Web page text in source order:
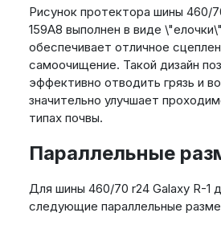
Рисунок протектора шины 460/
159A8 выполнен в виде
обеспечивает отличное
самоочищение. Такой дизайн
эффективно отводить грязь и
значительно улучшает
типах почвы.
Параллельные
Для шины 460/70 r24 Galaxy R-1
следующие параллельные